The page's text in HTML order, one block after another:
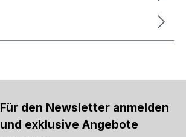
Für den Newsletter anmelden
und exklusive Angebote